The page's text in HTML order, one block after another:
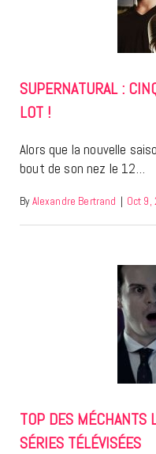
SUPERNATURAL :
LOT !
Alors que la nouvelle
bout de son nez le 12…
By Alexandre Bertrand | Oct 9,
TOP DES MÉCHANTS
SÉRIES TÉLÉVISÉES